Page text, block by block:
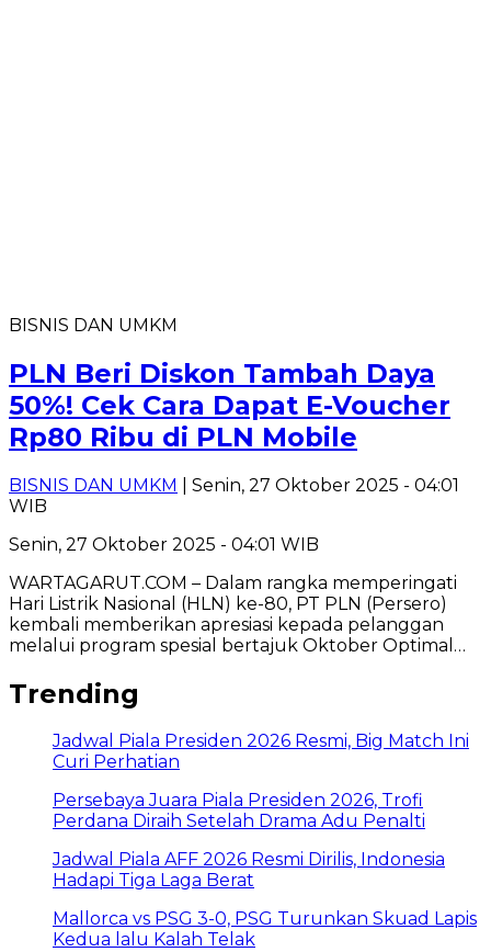
BISNIS DAN UMKM
PLN Beri Diskon Tambah Daya
50%! Cek Cara Dapat E-Voucher
Rp80 Ribu di PLN Mobile
BISNIS DAN UMKM
| Senin, 27 Oktober 2025 - 04:01
WIB
Senin, 27 Oktober 2025 - 04:01 WIB
WARTAGARUT.COM – Dalam rangka memperingati
Hari Listrik Nasional (HLN) ke-80, PT PLN (Persero)
kembali memberikan apresiasi kepada pelanggan
melalui program spesial bertajuk Oktober Optimal…
Trending
Jadwal Piala Presiden 2026 Resmi, Big Match Ini
Curi Perhatian
Persebaya Juara Piala Presiden 2026, Trofi
Perdana Diraih Setelah Drama Adu Penalti
Jadwal Piala AFF 2026 Resmi Dirilis, Indonesia
Hadapi Tiga Laga Berat
Mallorca vs PSG 3-0, PSG Turunkan Skuad Lapis
Kedua lalu Kalah Telak